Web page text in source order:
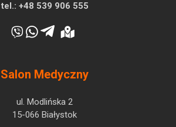
tel.: +48 539 906 555
Salon Medyczny
ul. Modlińska 2
15-066 Białystok